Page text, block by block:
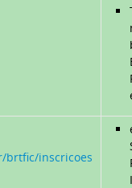
inscricoes